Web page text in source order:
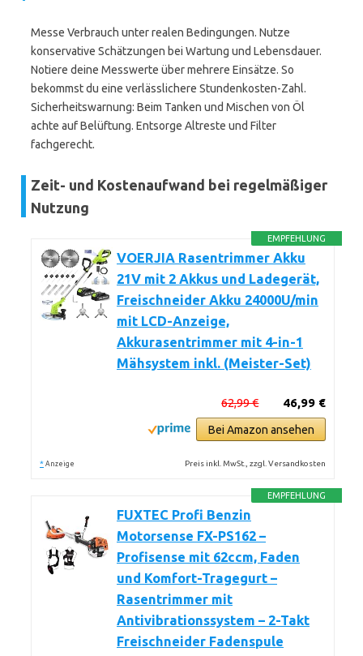
Messe Verbrauch unter realen Bedingungen. Nutze
konservative Schätzungen bei Wartung und Lebensdauer.
Notiere deine Messwerte über mehrere Einsätze. So
bekommst du eine verlässlichere Stundenkosten-Zahl.
Sicherheitswarnung: Beim Tanken und Mischen von Öl
achte auf Belüftung. Entsorge Altreste und Filter
fachgerecht.
Zeit- und Kostenaufwand bei regelmäßiger
Nutzung
EMPFEHLUNG
VOERJIA Rasentrimmer Akku
21V mit 2 Akkus und Ladegerät,
Freischneider Akku 24000U/min
mit LCD-Anzeige,
Akkurasentrimmer mit 4-in-1
Mähsystem inkl. (Meister-Set)
46,99 €
62,99 €
Bei Amazon ansehen
* Anzeige Preis inkl. MwSt., zzgl. Versandkosten
EMPFEHLUNG
FUXTEC Profi Benzin
Motorsense FX-PS162 –
Profisense mit 62ccm, Faden
und Komfort-Tragegurt –
Rasentrimmer mit
Antivibrationssystem – 2-Takt
Freischneider Fadenspule